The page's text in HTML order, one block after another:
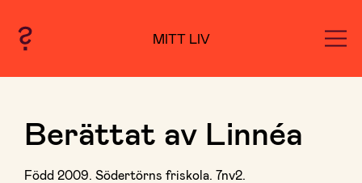
MITT LIV
Berättat av Linnéa
Född 2009. Södertörns friskola. 7nv2.